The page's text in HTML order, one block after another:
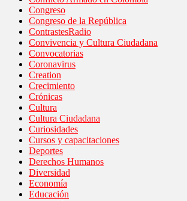
Congreso
Congreso de la República
ContrastesRadio
Convivencia y Cultura Ciudadana
Convocatorias
Coronavirus
Creation
Crecimiento
Crónicas
Cultura
Cultura Ciudadana
Curiosidades
Cursos y capacitaciones
Deportes
Derechos Humanos
Diversidad
Economía
Educación